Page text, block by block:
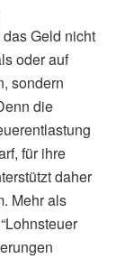
Geld nicht
oder auf
sondern
die
für ihre
daher
Mehr als